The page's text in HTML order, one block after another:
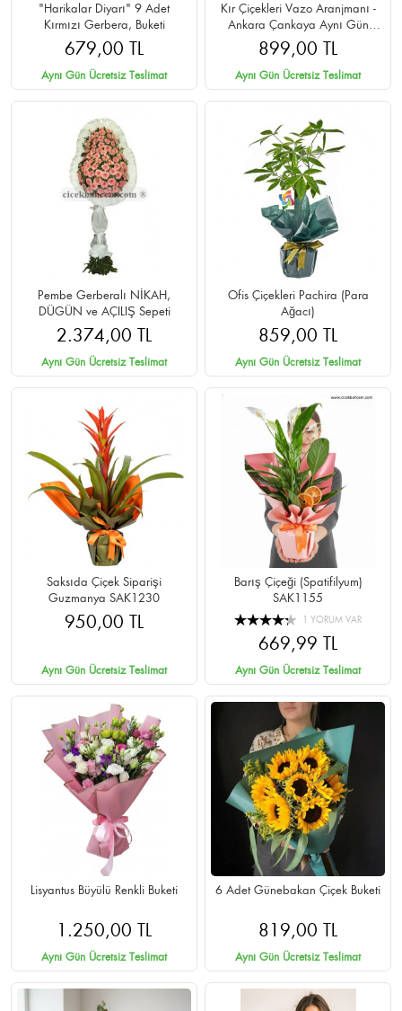
"Harikalar Diyarı" 9 Adet
Kırmızı Gerbera, Buketi
679,00 TL
Aynı Gün Ücretsiz Teslimat
Kır Çiçekleri Vazo Aranjmanı -
Ankara Çankaya Aynı Gün
Teslim
899,00 TL
Aynı Gün Ücretsiz Teslimat
Pembe Gerberalı NİKAH,
DÜGÜN ve AÇILIŞ Sepeti
2.374,00 TL
Aynı Gün Ücretsiz Teslimat
Ofis Çiçekleri Pachira (Para
Ağacı)
859,00 TL
Aynı Gün Ücretsiz Teslimat
Saksıda Çiçek Siparişi
Guzmanya SAK1230
950,00 TL
Aynı Gün Ücretsiz Teslimat
Barış Çiçeği (Spatifilyum)
SAK1155
1 YORUM VAR
669,99 TL
Aynı Gün Ücretsiz Teslimat
Lisyantus Büyülü Renkli Buketi
1.250,00 TL
Aynı Gün Ücretsiz Teslimat
6 Adet Günebakan Çiçek Buketi
819,00 TL
Aynı Gün Ücretsiz Teslimat